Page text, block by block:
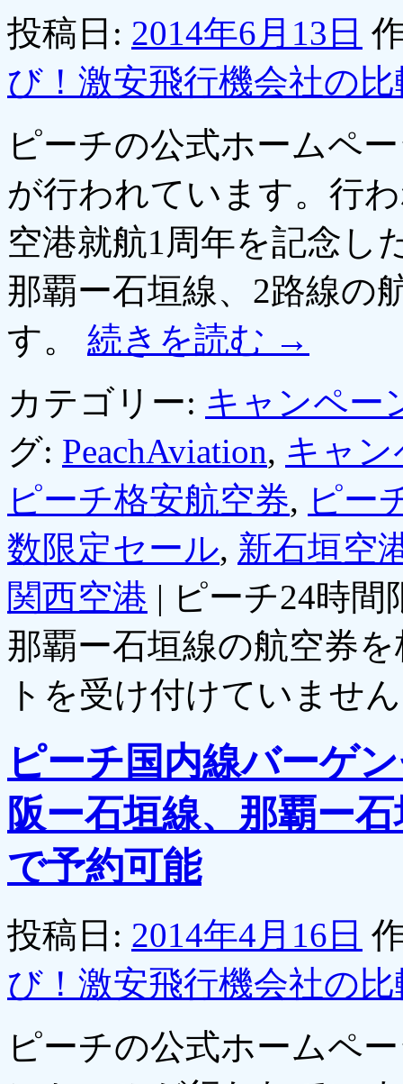
投稿日: 2014年6月13日
び！激安飛行機会社の
ピーチの公式ホームペ
が行われています。行
空港就航1周年を記念し
那覇ー石垣線、2路線の
す。 続きを読む →
カテゴリー: キャンペー
グ: PeachAviation, キャ
ピーチ格安航空券, ピー
数限定セール, 新石垣空
関西空港 | ピーチ24時
那覇ー石垣線の航空券
トを受け付けていませ
ピーチ国内線バーゲ
阪ー石垣線、那覇ー
で予約可能
投稿日: 2014年4月16日
び！激安飛行機会社の
ピーチの公式ホームペ